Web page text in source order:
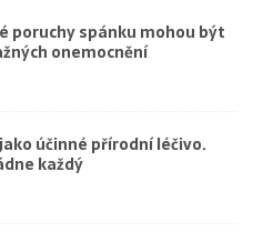
poruchy spánku mohou být
onemocnění
účinné přírodní léčivo.
každý